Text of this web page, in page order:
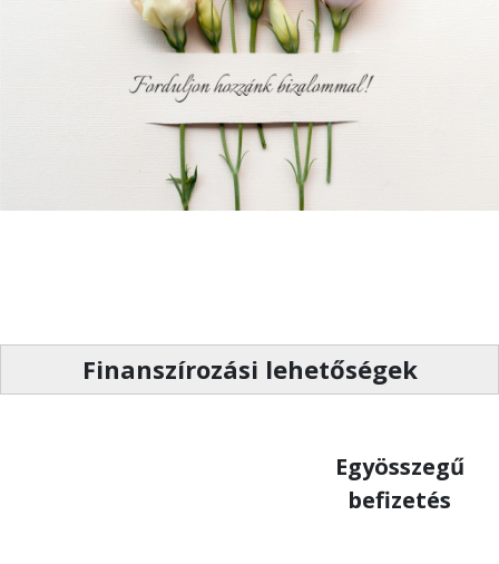
Finanszírozási lehetőségek
Egyösszegű
befizetés